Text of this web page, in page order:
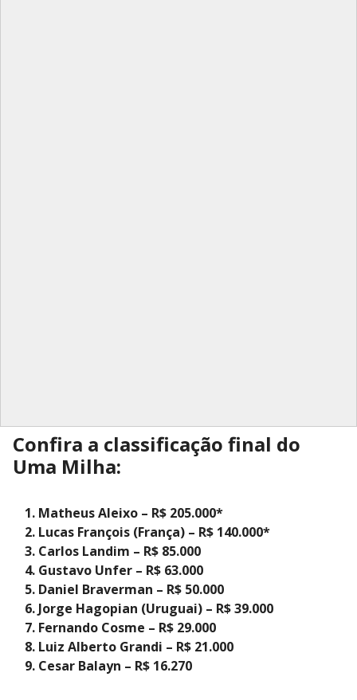
Confira a classificação final do
Uma Milha:
Matheus Aleixo – R$ 205.000*
Lucas François (França) – R$ 140.000*
Carlos Landim – R$ 85.000
Gustavo Unfer – R$ 63.000
Daniel Braverman – R$ 50.000
Jorge Hagopian (Uruguai) – R$ 39.000
Fernando Cosme – R$ 29.000
Luiz Alberto Grandi – R$ 21.000
Cesar Balayn – R$ 16.270